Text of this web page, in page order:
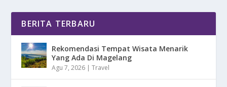
BERITA TERBARU
Rekomendasi Tempat Wisata Menarik
Yang Ada Di Magelang
Agu 7, 2026 |Travel